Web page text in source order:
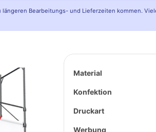
Bearbeitungs- und Lieferzeiten kommen.
Material
Konfektion
Druckart
Werbung